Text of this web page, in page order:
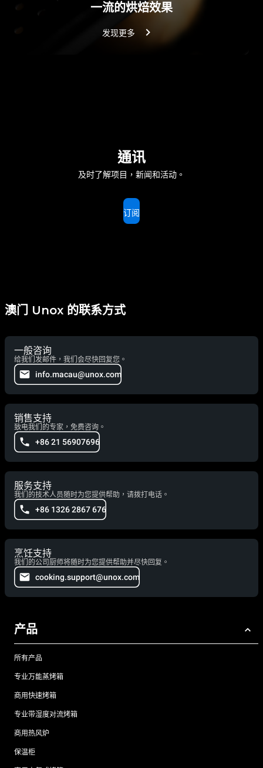
一流的烘焙效果
发现更多
通讯
及时了解项目，新闻和活动。
订阅
澳门 Unox 的联系方式
一般咨询
给我们发邮件，我们会尽快回复您。
info.macau@unox.com
销售支持
致电我们的专家，免费咨询。
+86 21 56907696
服务支持
我们的技术人员随时为您提供帮助，请拨打电话。
+86 1326 2867 676
烹饪支持
我们的公司厨师将随时为您提供帮助并尽快回复。
cooking.support@unox.com
产品
所有产品
专业万能蒸烤箱
商用快速烤箱
专业带湿度对流烤箱
商用热风炉
保温柜